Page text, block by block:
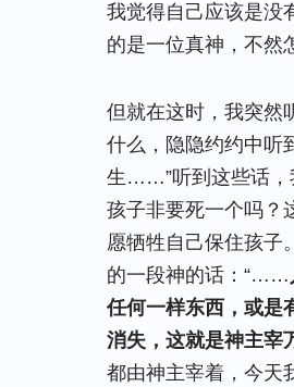
我觉得自己应该是没
的是一位真神，不然
但就在这时，我突然
什么，隐隐约约中听
生……”听到这些话，
孩子非要死一个吗
愿牺牲自己保住孩子
的一段神的话：“……
任何一样东西，或是
消失，这就是神主宰
都由神主宰着，今天